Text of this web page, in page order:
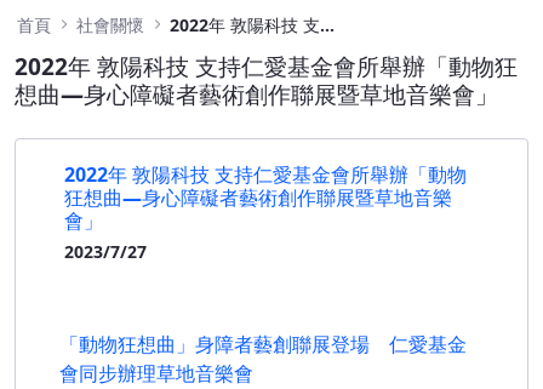
首頁 社會關懷 2022年 敦陽科技 支持仁愛基金會所舉辦「動物狂想曲—身心障礙者藝術創作聯展暨草地音樂會」
2022年 敦陽科技 支持仁愛基金會所舉辦「動物狂
想曲—身心障礙者藝術創作聯展暨草地音樂會」
2022年 敦陽科技 支持仁愛基金會所舉辦「動物
狂想曲—身心障礙者藝術創作聯展暨草地音樂
會」
2023/7/27
「動物狂想曲」身障者藝創聯展登場 仁愛基金
會同步辦理草地音樂會